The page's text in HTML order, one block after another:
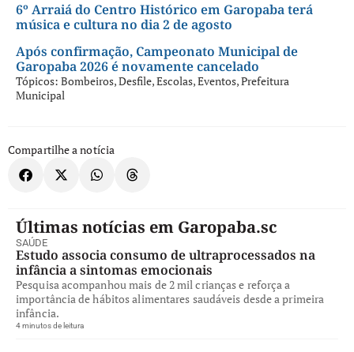
6º Arraiá do Centro Histórico em Garopaba terá
música e cultura no dia 2 de agosto
Após confirmação, Campeonato Municipal de
Garopaba 2026 é novamente cancelado
Tópicos: Bombeiros,Desfile,Escolas,Eventos,Prefeitura
Municipal
Compartilhe a notícia
Últimas notícias em Garopaba.sc
SAÚDE
Estudo associa consumo de ultraprocessados na
infância a sintomas emocionais
Pesquisa acompanhou mais de 2 mil crianças e reforça a
importância de hábitos alimentares saudáveis desde a primeira
infância.
4 minutos de leitura